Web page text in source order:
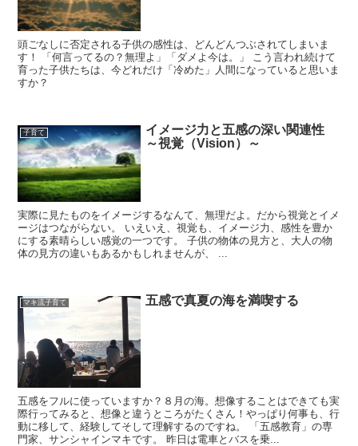
頭ごなしに否定される子供の感性は、どんどんつぶされてしまいま
す！ 「何言ってるの？無理よ」「ダメよ今は。」 こう言われ続けて
育った子供たちは、今どれだけ「冷めた」人間になっていると思いま
すか？
子育て
イメージ力と五感の深い関連性
～視覚（Vision）～
実際に見たものをイメージするなんて、無理だよ。だから視覚とイメ
ージはつながらない。 いえいえ、視覚も、イメージ力、感性を豊か
にする素晴らしい感覚の一つです。 子供の物体の見方と、大人の物
体の見方の違いもあるかもしれませんが、 ...
マキ流子育て 五感で真夏の海を満喫する
五感をフルに使っていますか？８月の海。想像することはできても実
際行ってみると、想像と違うところがたくさん！やっぱり何事も、行
動に移して、経験してそして理解するのですね。 「五感教育」の専
門家、サンシャインマキです。 昨日は電車とバスを乗...